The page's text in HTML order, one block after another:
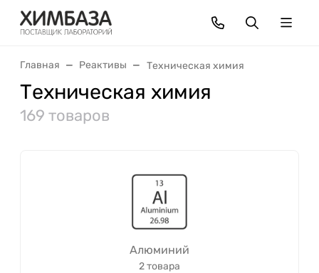
Главная Реактивы Техническая химия
Техническая химия
169 товаров
Алюминий
2 товара